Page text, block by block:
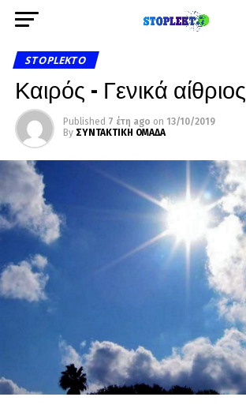
STOPLEKTO
Καιρός – Γενικά αίθριος
Published 7 έτη ago on 13/10/2019
By ΣΥΝΤΑΚΤΙΚΗ ΟΜΑΔΑ